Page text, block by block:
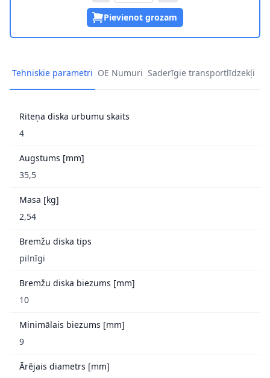
Pievienot grozam
Tehniskie parametri OE Numuri Saderīgie transportlīdzekļi
Riteņa diska urbumu skaits
4
Augstums [mm]
35,5
Masa [kg]
2,54
Bremžu diska tips
pilnīgi
Bremžu diska biezums [mm]
10
Minimālais biezums [mm]
9
Ārējais diametrs [mm]